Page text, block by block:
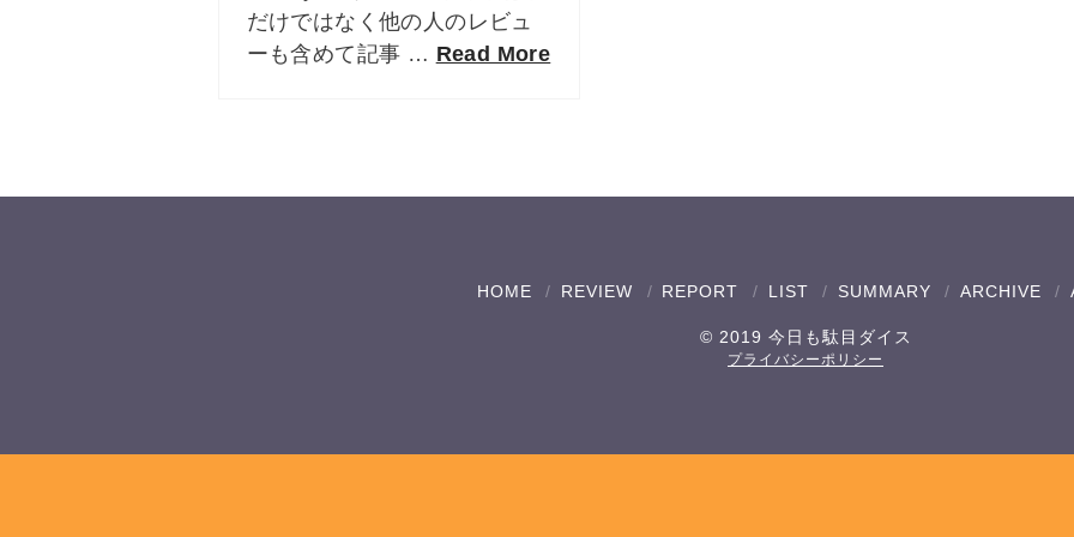
だけではなく他の人のレビュ
ーも含めて記事 … Read More
HOME REVIEW REPORT LIST SUMMARY ARCHIVE
© 2019 今日も駄目ダイス
プライバシーポリシー